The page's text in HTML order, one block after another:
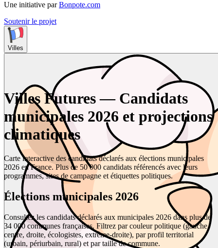
Une initiative par Bonpote.com
Soutenir le projet
Villes
Villes Futures — Candidats
municipales 2026 et projections
climatiques
Carte interactive des candidats déclarés aux élections municipales
2026 en France. Plus de 50 000 candidats référencés avec leurs
programmes, sites de campagne et étiquettes politiques.
Élections municipales 2026
Consultez les candidats déclarés aux municipales 2026 dans plus de
34 000 communes françaises. Filtrez par couleur politique (gauche,
centre, droite, écologistes, extrême-droite), par profil territorial
(urbain, périurbain, rural) et par taille de commune.